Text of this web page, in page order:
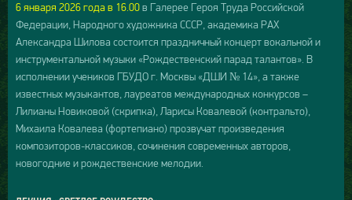
6 января 2026 года в 16.00в Галерее Героя Труда Российской
Федерации, Народного художника СССР, академика РАХ
Александра Шилова состоится праздничный концерт вокальной и
инструментальной музыки «Рождественский парад талантов». В
исполнении учеников ГБУДО г. Москвы «ДШИ № 14», а также
известных музыкантов, лауреатов международных конкурсов –
Лилианы Новиковой (скрипка), Ларисы Ковалевой (контральто),
Михаила Ковалева (фортепиано) прозвучат произведения
композиторов-классиков, сочинения современных авторов,
новогодние и рождественские мелодии.